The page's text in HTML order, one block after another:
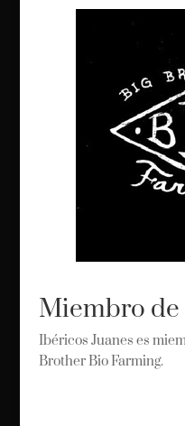
Miembro
Ibéricos Juanes es
Brother Bio Farming.